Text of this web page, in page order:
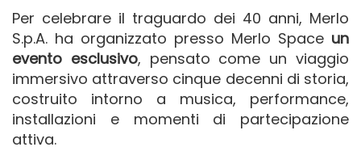
Per celebrare il traguardo dei 40 anni, Merlo
S.p.A. ha organizzato presso Merlo Space un
evento esclusivo, pensato come un viaggio
immersivo attraverso cinque decenni di storia,
costruito intorno a musica, performance,
installazioni e momenti di partecipazione
attiva.